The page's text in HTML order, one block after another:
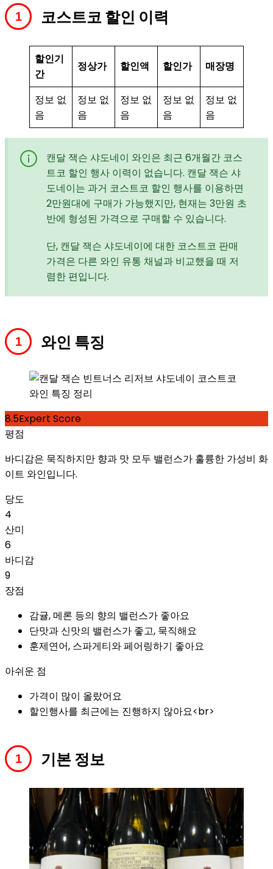
코스트코 할인 이력
할인기
간
정상가 할인액 할인가 매장명
정보 없
음
정보 없
음
정보 없
음
정보 없
음
정보 없
음
캔달 잭슨 샤도네이 와인은 최근 6개월간 코스
트코 할인 행사 이력이 없습니다. 캔달 잭슨 샤
도네이는 과거 코스트코 할인 행사를 이용하면
2만원대에 구매가 가능했지만, 현재는 3만원 초
반에 형성된 가격으로 구매할 수 있습니다.
단, 캔달 잭슨 샤도네이에 대한 코스트코 판매
가격은 다른 와인 유통 채널과 비교했을 때 저
렴한 편입니다.
와인 특징
8.5Expert Score
평점
바디감은 묵직하지만 향과 맛 모두 밸런스가 훌륭한 가성비 화
이트 와인입니다.
당도
4
산미
6
바디감
9
장점
감귤, 메론 등의 향의 밸런스가 좋아요
단맛과 신맛의 밸런스가 좋고, 묵직해요
훈제연어, 스파게티와 페어링하기 좋아요
아쉬운 점
가격이 많이 올랐어요
할인행사를 최근에는 진행하지 않아요<br>
기본 정보